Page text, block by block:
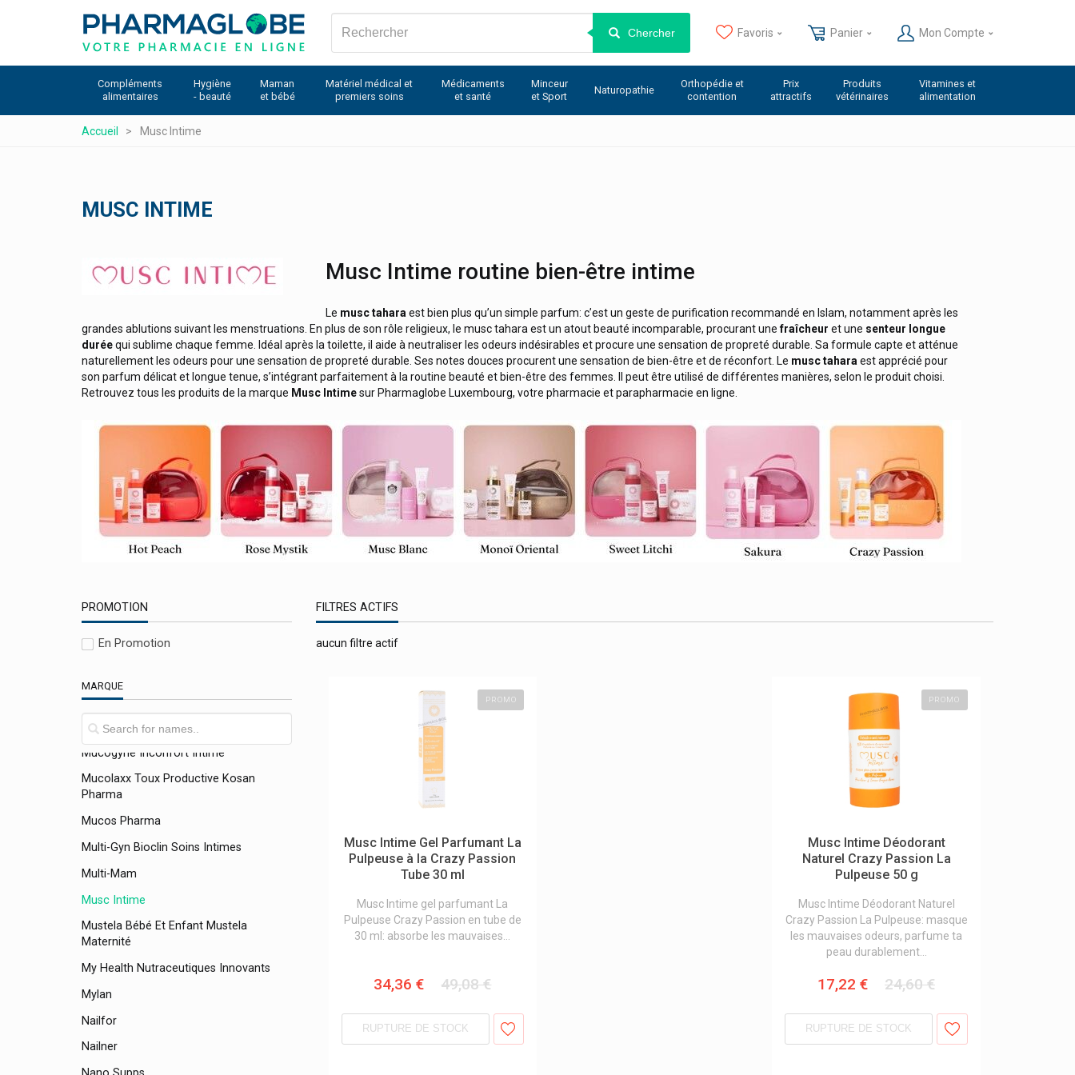
Chercher Favoris Panier Mon Compte
Compléments
alimentaires
Hygiène
- beauté
Maman
et bébé
Matériel médical et
premiers soins
Médicaments
et santé
Minceur
et Sport
Naturopathie
Orthopédie et
contention
Prix
attractifs
Produits
vétérinaires
Vitamines et
alimentation
Accueil Musc Intime
MUSC INTIME
Logo Musc Intime routine bien-être intime
Le musc tahara est bien plus qu’un simple parfum: c’est un geste de purification recommandé en Islam, notamment après les
grandes ablutions suivant les menstruations. En plus de son rôle religieux, le musc tahara est un atout beauté incomparable, procurant unefraîcheur et une senteur longue
duréequi sublime chaque femme. Idéal après la toilette, il aide à neutraliser les odeurs indésirables et procure une sensation de propreté durable. Sa formule capte et atténue
naturellement les odeurs pour une sensation de propreté durable. Ses notes douces procurent une sensation de bien-être et de réconfort. Le musc tahara est apprécié pour
son parfum délicat et longue tenue, s’intégrant parfaitement à la routine beauté et bien-être des femmes. Il peut être utilisé de différentes manières, selon le produit choisi.
Retrouvez tous les produits de la marque Musc Intimesur Pharmaglobe Luxembourg, votre pharmacie et parapharmacie en ligne.
PROMOTION
En Promotion
MARQUE
Medik
Medtronic
Melisana
Même Cosmetics Pendant Le Cancer
Merck
Merz Pharmaceuticals
Mibetec
Midro
Milan
Minus 417 Cosmétique/-417
Miradent Hygiène Buccale Et Dentaire
Mithra
Mium Lab
Mosquito
Mouskito
Moustimug
Msd
Mucogyne Inconfort Intime
Mucolaxx Toux Productive Kosan
Pharma
Mucos Pharma
Multi-Gyn Bioclin Soins Intimes
Multi-Mam
Musc Intime
Mustela Bébé Et Enfant Mustela
Maternité
My Health Nutraceutiques Innovants
Mylan
Nailfor
Nailner
FILTRES ACTIFS
aucun filtre actif
PROMO
Musc Intime Gel Parfumant La
Pulpeuse à la Crazy Passion
Tube 30 ml
Musc Intime gel parfumant La
Pulpeuse Crazy Passion en tube de
30 ml: absorbe les mauvaises...
34,36 € 49,08 €
RUPTURE DE STOCK
PROMO
Musc Intime Déodorant
Naturel Crazy Passion La
Pulpeuse 50 g
Musc Intime Déodorant Naturel
Crazy Passion La Pulpeuse: masque
les mauvaises odeurs, parfume ta
peau durablement...
17,22 € 24,60 €
RUPTURE DE STOCK